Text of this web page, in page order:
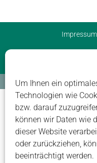
Um Ihnen ein
Technologien wie
bzw. darauf
können wir Daten wie
dieser Website
oder zurückziehen,
beeinträchtigt werden.
Impressum
© Carus